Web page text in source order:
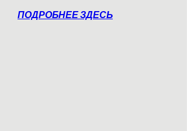
ПОДРОБНЕЕ ЗДЕСЬ